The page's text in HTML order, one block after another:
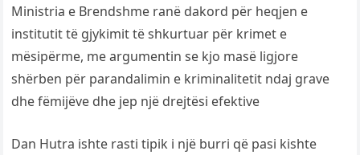
Ministria e Brendshme ranë dakord për heqjen e
institutit të gjykimit të shkurtuar për krimet e
mësipërme, me argumentin se kjo masë ligjore
shërben për parandalimin e kriminalitetit ndaj grave
dhe fëmijëve dhe jep një drejtësi efektive
Dan Hutra ishte rasti tipik i një burri që pasi kishte